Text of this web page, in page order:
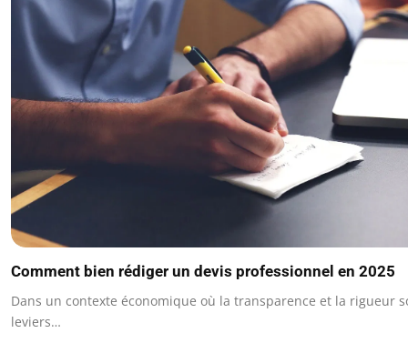
Comment bien rédiger un devis professionnel en 2025
Dans un contexte économique où la transparence et la rigueur
leviers…